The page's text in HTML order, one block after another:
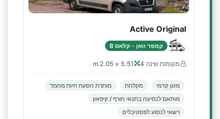
Active Original
קמפר וואן - קלאס B
מקומות שינה 4 5.51 × 2.05 m
מזגן קדמי מקלחת
מותרת הסעת חיות מחמד
מותאם לנסיעה בתנאי חורף / קיפאון
רשאי לנסוע לפסטיבלים